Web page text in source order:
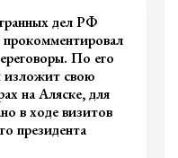
дел РФ
По его
изложит свою
на Аляске, для
в ходе визитов
президента